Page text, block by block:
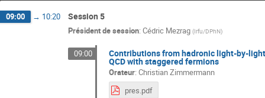
09:00 → 10:20 Session 5
Président de session: Cédric Mezrag (Irfu/DPhN)
09:00 Contributions from hadronic light-by-
QCD with staggered fermions
Orateur: Christian Zimmermann
pres.pdf